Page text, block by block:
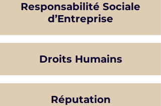
Responsabilité Sociale
d’Entreprise
Droits Humains
Réputation